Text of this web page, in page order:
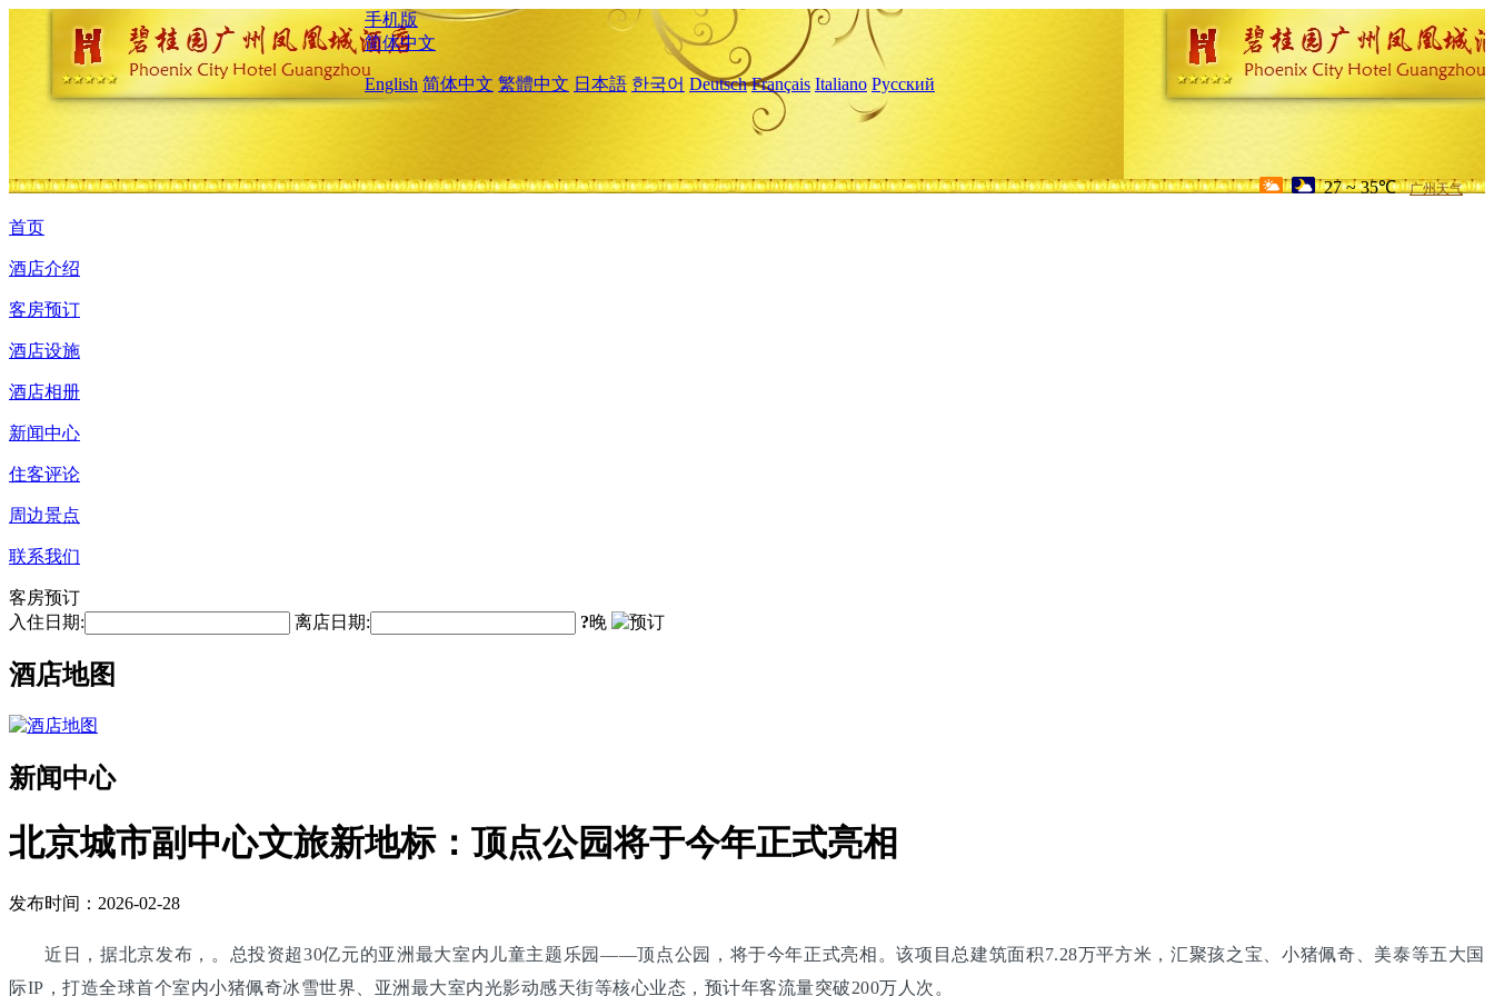
手机版
简体中文
English 简体中文 繁體中文 日本語 한국어 Deutsch Français Italiano Русский
27 ~ 35℃ 广州天气
首页
酒店介绍
客房预订
酒店设施
酒店相册
新闻中心
住客评论
周边景点
联系我们
客房预订
入住日期:
离店日期: ?晚
酒店地图
新闻中心
北京城市副中心文旅新地标：顶点公园将于今年正式亮相
发布时间：2026-02-28
近日，据北京发布，。总投资超30亿元的亚洲最大室内儿童主题乐园——顶点公园，将于今年正式亮相。该项目总建筑面积7.28万平方米，汇聚孩之宝、小猪佩奇、美泰等五大国
际IP，打造全球首个室内小猪佩奇冰雪世界、亚洲最大室内光影动感天街等核心业态，预计年客流量突破200万人次。